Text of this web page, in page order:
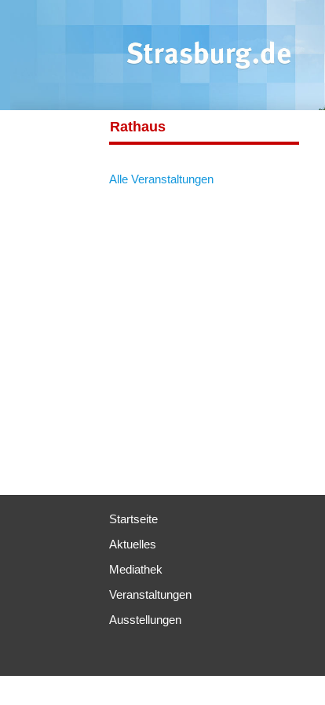
Rathaus
Alle Veranstaltungen
Startseite
Aktuelles
Mediathek
Veranstaltungen
Ausstellungen